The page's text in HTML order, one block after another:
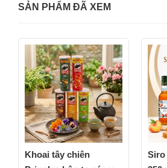
SẢN PHẨM ĐÃ XEM
Khoai tây chiên
Siro